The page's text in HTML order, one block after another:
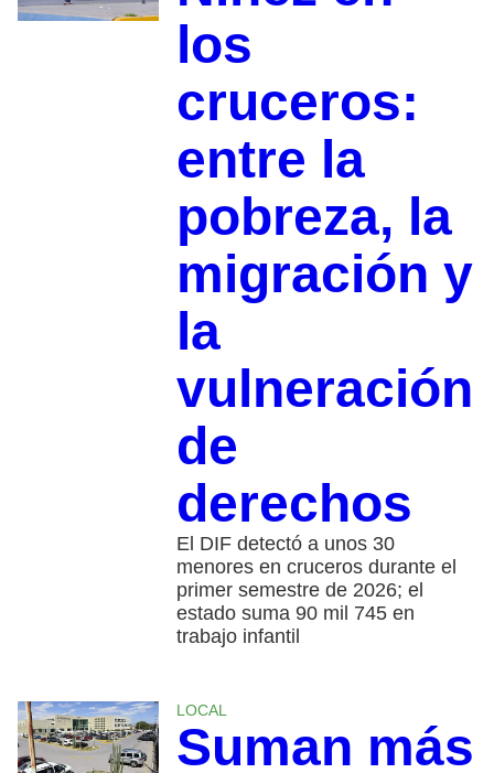
los
cruceros:
entre la
pobreza, la
migración y
la
vulneración
de
derechos
El DIF detectó a unos 30
menores en cruceros durante el
primer semestre de 2026; el
estado suma 90 mil 745 en
trabajo infantil
LOCAL
Suman más